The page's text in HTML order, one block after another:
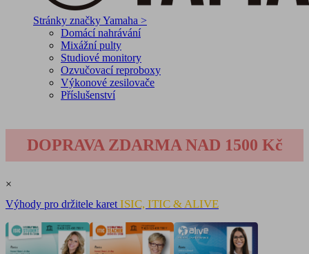
Stránky značky Yamaha >
Domácí nahrávání
Mixážní pulty
Studiové monitory
Ozvučovací reproboxy
Výkonové zesilovače
Příslušenství
DOPRAVA ZDARMA NAD 1500 Kč
×
Výhody pro držitele karet ISIC, ITIC & ALIVE